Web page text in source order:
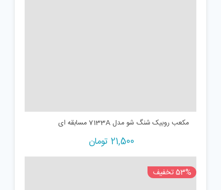
مکعب روبیک شنگ شو مدل 7133A مسابقه ای
21,500 تومان
53% تخفیف